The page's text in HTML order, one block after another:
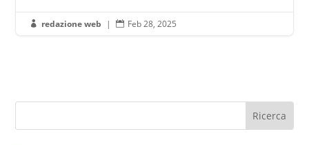
 redazione web |  Feb 28, 2025